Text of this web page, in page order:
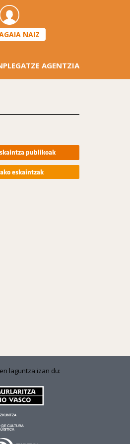
NAIZ
AGENTZIA
publikoak
eskaintzak
laguntza izan du: